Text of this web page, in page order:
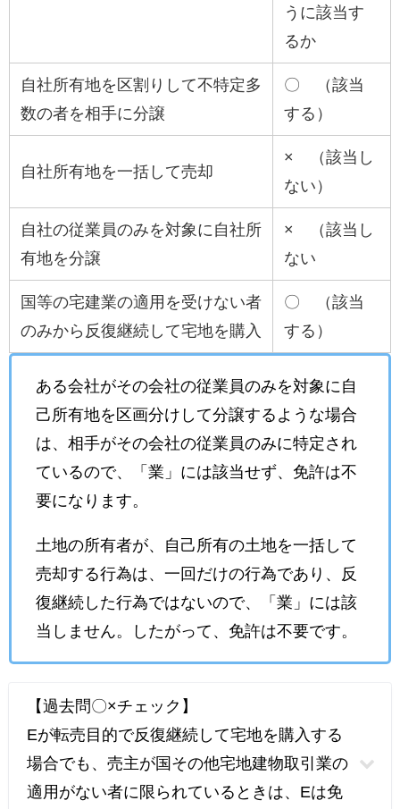
うに該当す
るか
自社所有地を区割りして不特定多
数の者を相手に分譲
〇 （該当
する）
自社所有地を一括して売却
× （該当し
ない）
自社の従業員のみを対象に自社所
有地を分譲
× （該当し
ない
国等の宅建業の適用を受けない者
のみから反復継続して宅地を購入
〇 （該当
する）
ある会社がその会社の従業員のみを対象に自
己所有地を区画分けして分譲するような場合
は、相手がその会社の従業員のみに特定され
ているので、「業」には該当せず、免許は不
要になります。
土地の所有者が、自己所有の土地を一括して
売却する行為は、一回だけの行為であり、反
復継続した行為ではないので、「業」には該
当しません。したがって、免許は不要です。
【過去問〇×チェック】
Eが転売目的で反復継続して宅地を購入する
場合でも、売主が国その他宅地建物取引業の
適用がない者に限られているときは、Eは免